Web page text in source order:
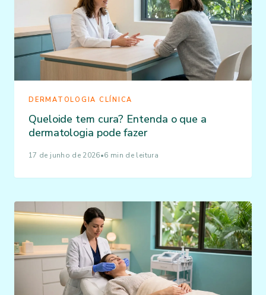
DERMATOLOGIA CLÍNICA
Queloide tem cura? Entenda o que a
dermatologia pode fazer
17 de junho de 2026•6 min de leitura